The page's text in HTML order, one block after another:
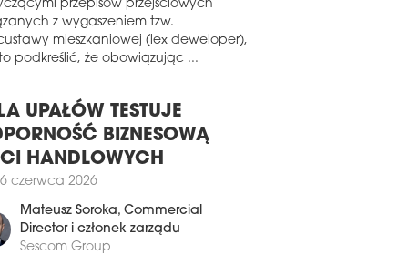
Firma zajęła niedawno 460 mkw. w
Metropolitan Warszawa.
lipca 2025
Apsys Polska od 2018 roku znajduje
warszawskim budynku Q22 przy Al.
Pawła II 22. W ostatnim czasie biuro
przeszło gruntowną modernizację. Za
nowych wnętrz odpowiada
czerwca 2025
STAWIA NA DESIGN I
z pojawiającymi się pytaniami
przepisów przejściowych
z wygaszeniem tzw.
mieszkaniowej (lex deweloper),
UPAŁÓW TESTUJE
BIZNESOWĄ
HANDLOWYCH
26 czerwca 2026
Mateusz Soroka, Commercial
Director i członek zarządu